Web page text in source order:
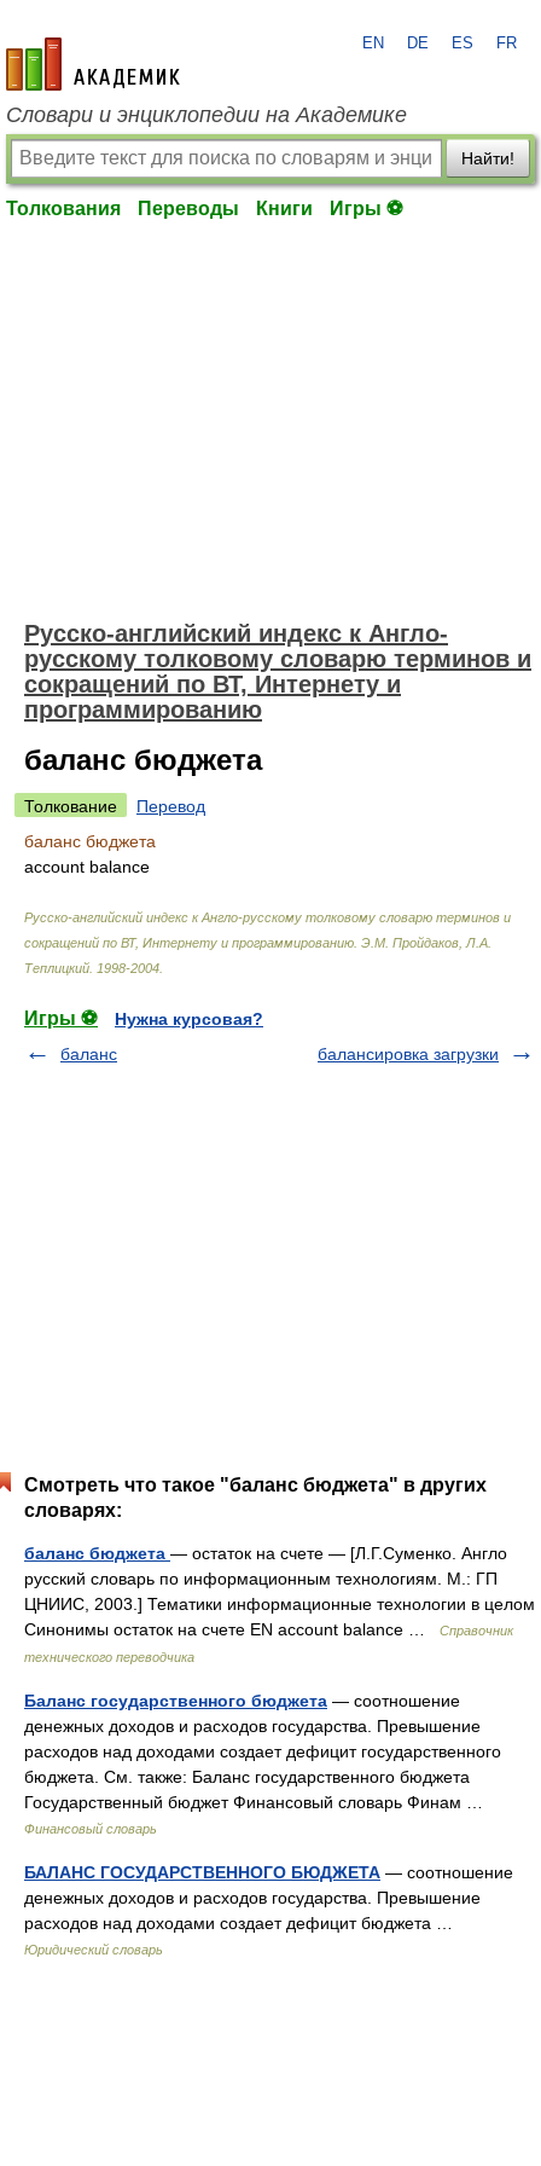
academic.ru
EN DE ES FR
Словари и энциклопедии на Академике
Найти!
Толкования Переводы Книги Игры ⚽
Русско-английский индекс к Англо-
русскому толковому словарю терминов и
сокращений по ВТ, Интернету и
программированию
баланс бюджета
Толкование
Перевод
баланс бюджета
account balance
Русско-английский индекс к Англо-русскому толковому словарю терминов и
сокращений по ВТ, Интернету и программированию Э.М. Пройдаков, Л.А.
Теплицкий 1998-2004
Игры ⚽
Нужна курсовая?
баланс
балансировка загрузки
Смотреть что такое "баланс бюджета" в других
словарях:
баланс бюджета — остаток на счете — [Л.Г.Суменко. Англо
русский словарь по информационным технологиям. М.: ГП
ЦНИИС, 2003.] Тематики информационные технологии в целом
Синонимы остаток на счете EN account balance …
Справочник
технического переводчика
Баланс государственного бюджета — соотношение
денежных доходов и расходов государства. Превышение
расходов над доходами создает дефицит государственного
бюджета. См. также: Баланс государственного бюджета
Государственный бюджет Финансовый словарь Финам …
Финансовый словарь
БАЛАНС ГОСУДАРСТВЕННОГО БЮДЖЕТА — соотношение
денежных доходов и расходов государства. Превышение
расходов над доходами создает дефицит бюджета …
Юридический словарь